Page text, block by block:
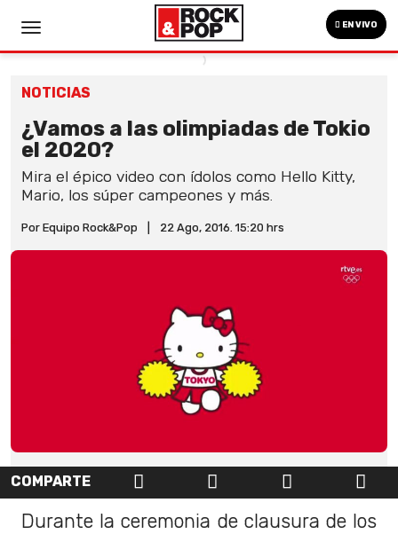
EN VIVO
NOTICIAS
¿Vamos a las olimpiadas de Tokio
el 2020?
Mira el épico video con ídolos como Hello Kitty,
Mario, los súper campeones y más.
Por Equipo Rock&Pop 22 Ago, 2016. 15:20 hrs
COMPARTE
Durante la ceremonia de clausura de los